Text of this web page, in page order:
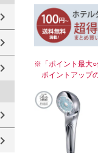
※ 「ポイント最
ポイントアップ